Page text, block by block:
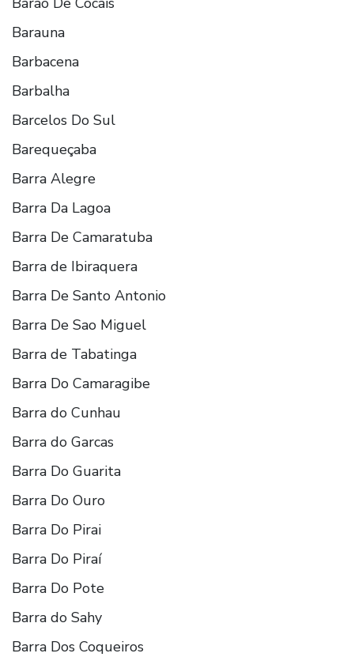
Barauna
Barbacena
Barbalha
Barcelos Do Sul
Barequeçaba
Barra Alegre
Barra Da Lagoa
Barra De Camaratuba
Barra de Ibiraquera
Barra De Santo Antonio
Barra De Sao Miguel
Barra de Tabatinga
Barra Do Camaragibe
Barra do Cunhau
Barra do Garcas
Barra Do Guarita
Barra Do Ouro
Barra Do Pirai
Barra Do Piraí
Barra Do Pote
Barra do Sahy
Barra Dos Coqueiros